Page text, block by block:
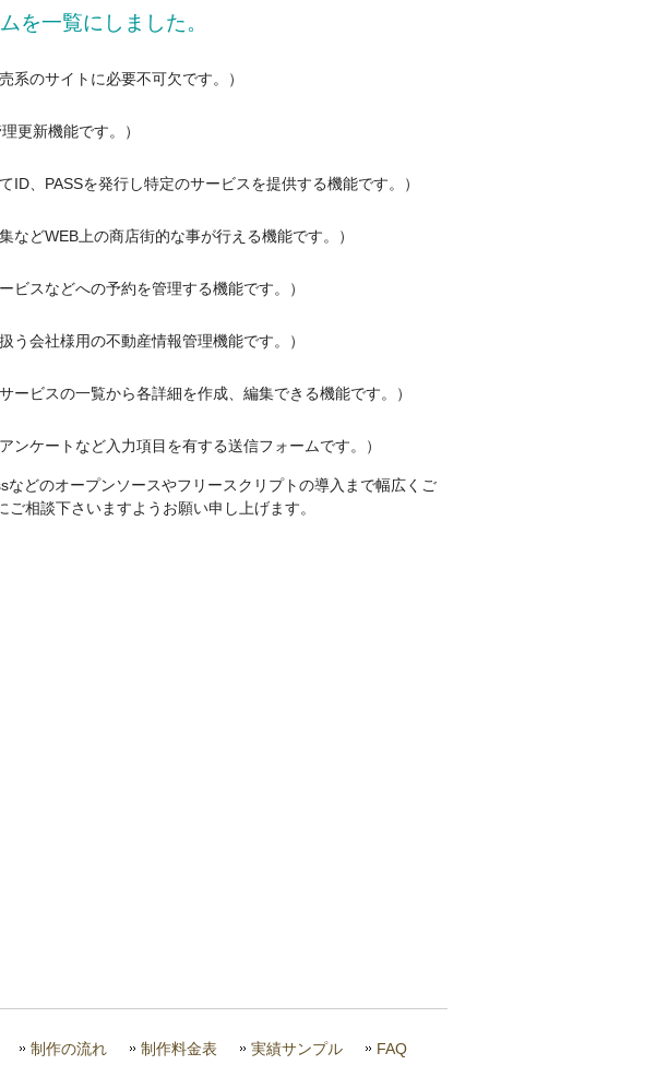
を一覧にしました。
売系のサイトに必要不可欠です。）
更新機能です。）
ID、PASSを発行し特定のサービスを提供する機能です。）
集などWEB上の商店街的な事が行える機能です。）
ービスなどへの予約を管理する機能です。）
扱う会社様用の不動産情報管理機能です。）
サービスの一覧から各詳細を作成、編集できる機能です。）
ンケートなど入力項目を有する送信フォームです。）
などのオープンソースやフリースクリプトの導入まで幅広くご
相談下さいますようお願い申し上げます。
制作の流れ 制作料金表 実績サンプル FAQ